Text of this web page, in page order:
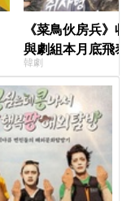
《菜鳥伙房兵》
與劇組本月底飛
行，慶祝亮眼成績
韓劇